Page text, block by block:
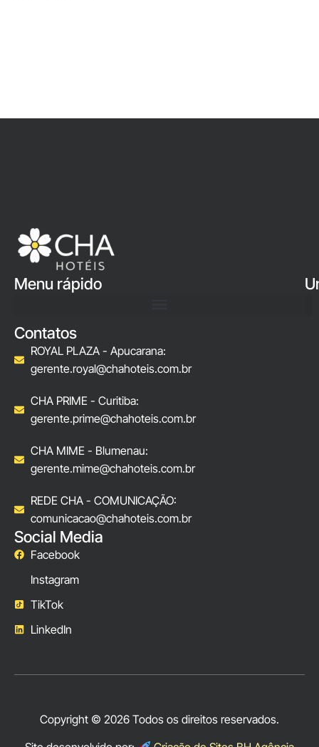
Menu rápido
Contatos
ROYAL PLAZA - Apucarana:
gerente.royal@chahoteis.com.br
CHA PRIME - Curitiba:
gerente.prime@chahoteis.com.br
CHA MIME - Blumenau:
gerente.mime@chahoteis.com.br
REDE CHA - COMUNICAÇÃO:
comunicacao@chahoteis.com.br
Social Media
Facebook
Instagram
TikTok
LinkedIn
Copyright © 2026 Todos os direitos reservados.